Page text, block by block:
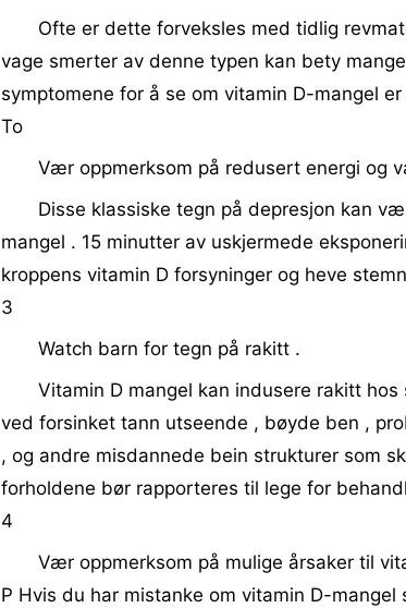
Ofte er dette forveksles med tidlig
vage smerter av denne typen kan bety
symptomene for å se om vitamin D-mangel
To
Vær oppmerksom på redusert energi og
Disse klassiske tegn på depresjon kan
mangel . 15 minutter av uskjermede
kroppens vitamin D forsyninger og heve
3
Watch barn for tegn på rakitt .
Vitamin D mangel kan indusere rakitt
ved forsinket tann utseende , bøyde ben ,
, og andre misdannede bein strukturer som
forholdene bør rapporteres til lege for
4
Vær oppmerksom på mulige årsaker til
P Hvis du har mistanke om vitamin D-